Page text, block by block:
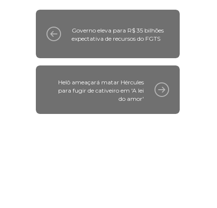
Governo eleva para R$ 35 bilhões
expectativa de recursos do FGTS
Helô ameaçará matar Hércules
para fugir de cativeiro em 'A lei
do amor'